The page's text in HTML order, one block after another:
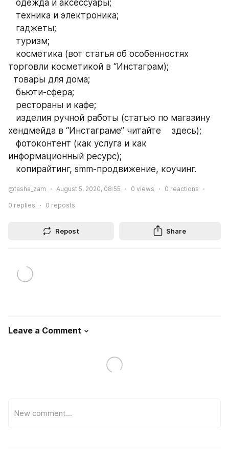
   одежда и аксессуары;
   техника и электроника;
   гаджеты;
   туризм;
торговли косметикой в “Инстаграм);
  товары для дома;
   бьюти-сфера;
   рестораны и кафе;
хендмейда в “Инстаграме” читайте    здесь);
информационный ресурс);
   копирайтинг, smm-продвижение, коучинг.
@tasha_zam August 5, 2020, 08:55 0 views 0 reactions
0 replies 0 reposts
Repost Share
Leave a Comment